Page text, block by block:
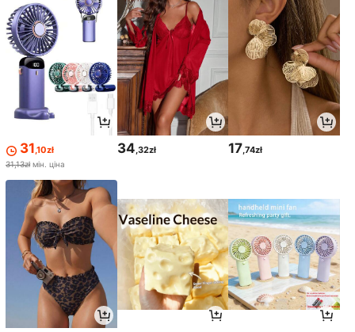
31,10zł
31,13zł мін. ціна
34,32zł 17,74zł